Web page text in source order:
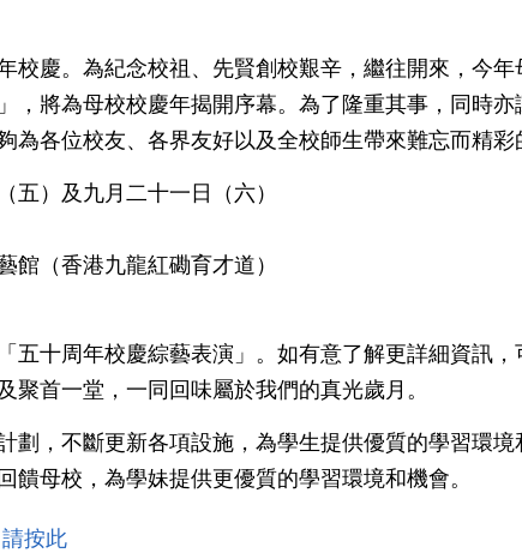
校慶。為紀念校祖、先賢創校艱辛，繼往開來，今
，將為母校校慶年揭開序幕。為了隆重其事，同時
為各位校友、各界友好以及全校師生帶來難忘而精彩
五）及九月二十一日（六）
館（香港九龍紅磡育才道）
五十周年校慶綜藝表演」。如有意了解更詳細資訊
聚首一堂，一同回味屬於我們的真光歲月。
劃，不斷更新各項設施，為學生提供優質的學習環
饋母校，為學妹提供更優質的學習環境和機會。
按此